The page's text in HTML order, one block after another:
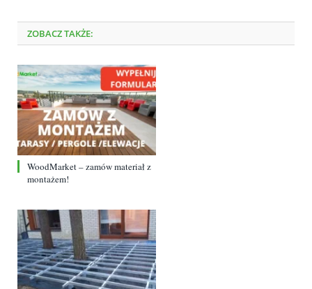
ZOBACZ TAKŻE:
WoodMarket – zamów materiał z
montażem!